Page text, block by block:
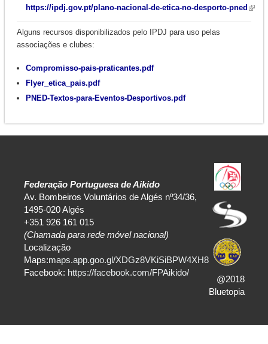
https://ipdj.gov.pt/plano-nacional-de-etica-no-desporto-pned
Alguns recursos disponibilizados pelo IPDJ para uso pelas
associações e clubes:
Compromisso-pais-praticantes.pdf
Flyer_etica_pais.pdf
PNED-Textos-para-Eventos-Desportivos.pdf
Federação Portuguesa de Aikido
Av. Bombeiros Voluntários de Algés nº34/36,
1495-020 Algés
+351 926 161 015
(Chamada para rede móvel nacional)
Localização
Maps:maps.app.goo.gl/XDGz8VKiSiBPW4XH8
Facebook: https://facebook.com/FPAikido/
@2018
Bluetopia